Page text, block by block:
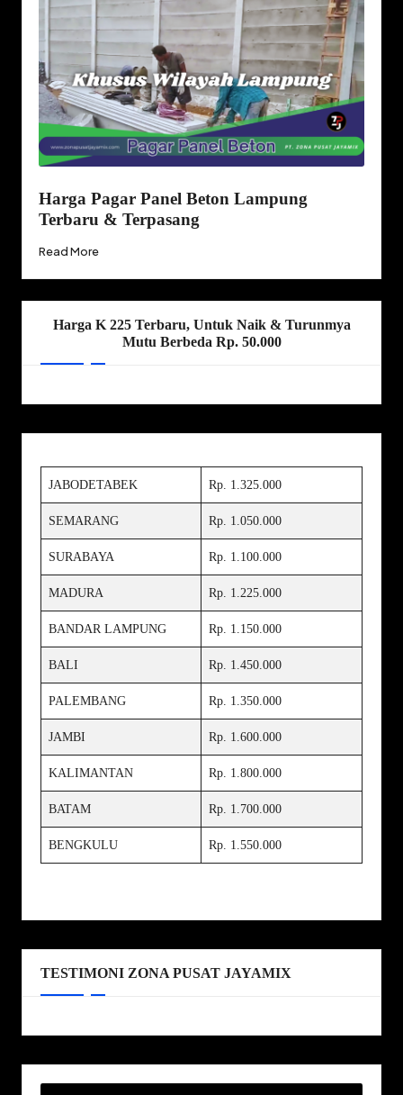
Harga Pagar Panel Beton Lampung
Terbaru & Terpasang
Read More
Harga K 225 Terbaru, Untuk Naik & Turunmya
Mutu Berbeda Rp. 50.000
JABODETABEK Rp. 1.325.000
SEMARANG Rp. 1.050.000
SURABAYA Rp. 1.100.000
MADURA Rp. 1.225.000
BANDAR LAMPUNG Rp. 1.150.000
BALI Rp. 1.450.000
PALEMBANG Rp. 1.350.000
JAMBI Rp. 1.600.000
KALIMANTAN Rp. 1.800.000
BATAM Rp. 1.700.000
BENGKULU Rp. 1.550.000
TESTIMONI ZONA PUSAT JAYAMIX